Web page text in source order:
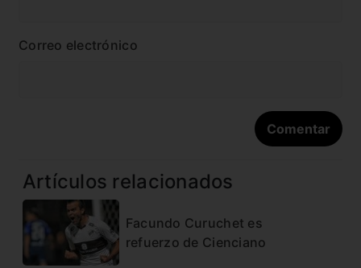
Correo electrónico
Artículos relacionados
Facundo Curuchet es
refuerzo de Cienciano